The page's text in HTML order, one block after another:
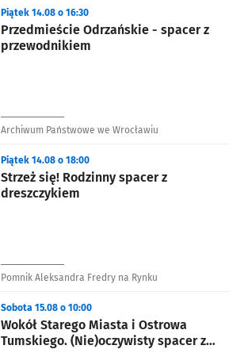
Przedmieście Odrzańskie - spacer z
przewodnikiem
Piątek 14.08 o 16:30
Archiwum Państwowe we Wrocławiu
Strzeż się! Rodzinny spacer z
dreszczykiem
Piątek 14.08 o 18:00
Pomnik Aleksandra Fredry na Rynku
Wokół Starego Miasta i Ostrowa
Tumskiego. (Nie)oczywisty spacer z
Sobota 15.08 o 10:00